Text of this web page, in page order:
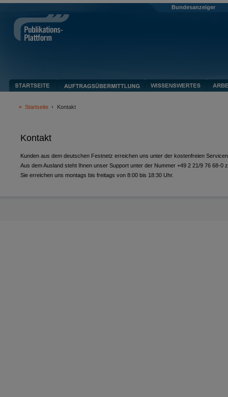
Bundesanzeiger
Startseite Kontakt
Kontakt
Kunden aus dem deutschen Festnetz erreichen uns unter der kostenfreien
Aus dem Ausland steht Ihnen unser Support unter der Nummer +49 2 21/9 76 68-0
Sie erreichen uns montags bis freitags von 8:00 bis 18:30 Uhr.